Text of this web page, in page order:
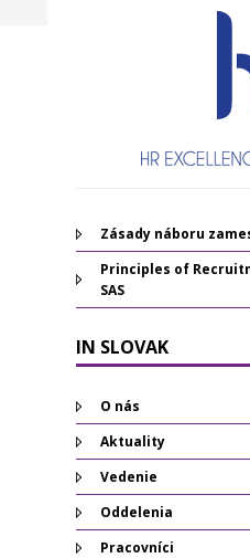
Zásady náboru
Principles of
SAS
IN SLOVAK
O nás
Aktuality
Vedenie
Oddelenia
Pracovníci